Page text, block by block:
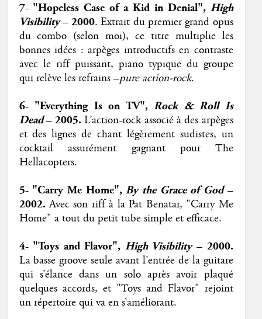
7- "Hopeless Case of a Kid in Denial", High
Visibility– 2000. Extrait du premier grand opus
du combo (selon moi), ce titre multiplie les
bonnes idées : arpèges introductifs en contraste
avec le riff puissant, piano typique du groupe
qui relève les refrains –pure action-rock.
6- "Everything Is on TV", Rock & Roll Is
Dead– 2005.L’action-rock associé à des arpèges
et des lignes de chant légèrement sudistes, un
cocktail assurément gagnant pour The
Hellacopters.
5- "Carry Me Home",By the Grace of God–
2002. Avec son riff à la Pat Benatar, "Carry Me
Home" a tout du petit tube simple et efficace.
4- "Toys and Flavor", High Visibility– 2000.
La basse groove seule avant l’entrée de la guitare
qui s’élance dans un solo après avoir plaqué
quelques accords, et "Toys and Flavor" rejoint
un répertoire qui va en s’améliorant.